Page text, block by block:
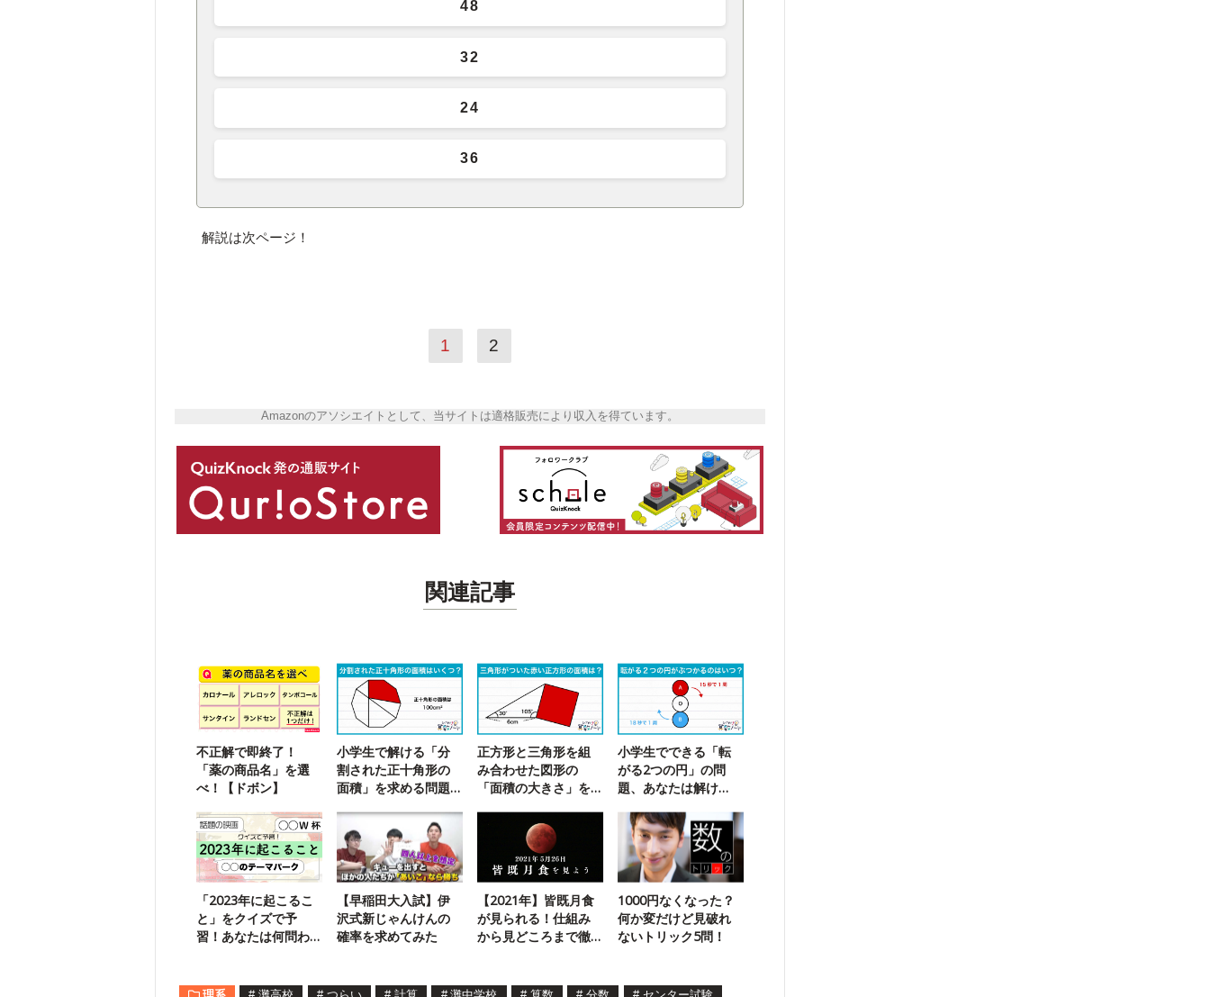
48
32
24
36
解説は次ページ！
1 2
Amazonのアソシエイトとして、当サイトは適格販売により収入を得ています。
関連記事
不正解で即終了！
「薬の商品名」を選
べ！【ドボン】
小学生で解ける「分
割された正十角形の
面積」を求める問題
正方形と三角形を組
み合わせた図形の
「面積の大きさ」を
小学生でできる「転
がる2つの円」の問
題、あなたは解け
「2023年に起こるこ
と」をクイズで予
習！あなたは何問わ
【早稲田大入試】伊
沢式新じゃんけんの
確率を求めてみた
【2021年】皆既月食
が見られる！仕組み
から見どころまで徹
1000円なくなった？
何か変だけど見破れ
ないトリック5問！